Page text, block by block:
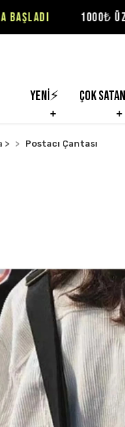
1000₺ ÜZERİ
Yeni⚡ Çok
> Postacı Çantası